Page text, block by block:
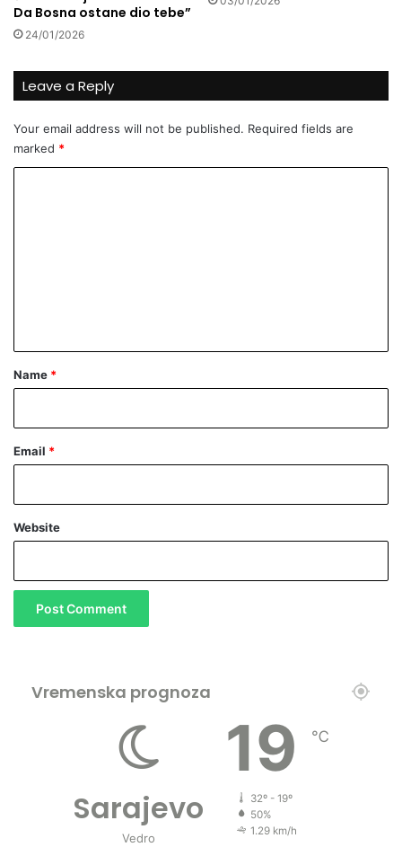
s
t
o
g
b
Da Bosna ostane dio tebe”
24/01/2026
Leave a Reply
Your email address will not be published. Required fields are
marked *
*
Name *
Email *
Website
Vremenska prognoza
Sarajevo
Vedro
19 ℃
32º - 19º
50%
1.29 km/h